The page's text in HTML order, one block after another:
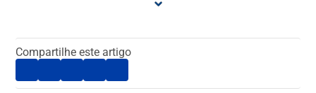
doenças oncológicas e funcionais, como a hiperidrose
Qual a formação do cirurgião
torácico?
Compartilhe este artigo